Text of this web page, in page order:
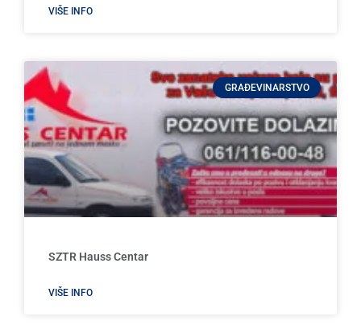
VIŠE INFO
GRAĐEVINARSTVO
SZTR Hauss Centar
VIŠE INFO